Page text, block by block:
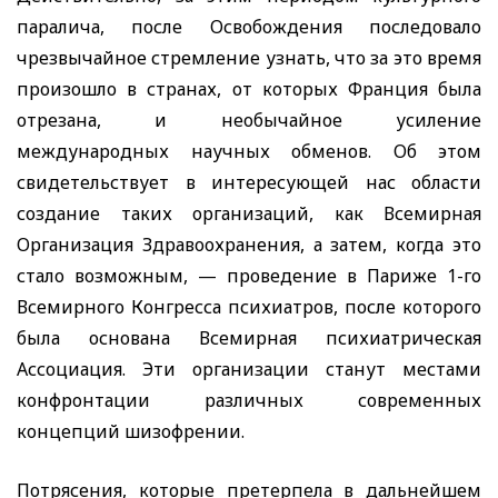
паралича, после Освобождения последовало
чрезвычайное стремление узнать, что за это время
произошло в странах, от которых Франция была
отрезана, и необычайное усиление
международных научных обменов. Об этом
свидетельствует в интересующей нас области
создание таких организаций, как Всемирная
Организация Здравоохранения, а затем, когда это
стало возможным, — проведение в Париже 1-го
Всемирного Конгресса психиатров, после которого
была основана Всемирная психиатрическая
Ассоциация. Эти организации станут местами
конфронтации различных современных
концепций шизофрении.
Потрясения, которые претерпела в дальнейшем